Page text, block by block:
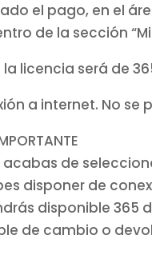
el pago, en el
de la sección
la licencia será de
a internet. No se
de
disponer de
disponible
de cambio o